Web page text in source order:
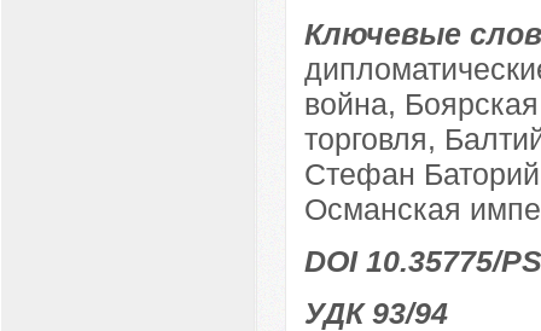
Ключевые
война,
торговля,
Стефан
Османская
DOI 10.35775/
УДК 93/94